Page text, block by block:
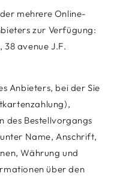
mehrere Online-
zur Verfügung:
38 avenue J.F.
Anbieters, bei der Sie
des Bestellvorgangs
Name, Anschrift,
Währung und
über den